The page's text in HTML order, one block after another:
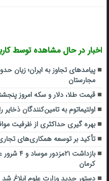
اخبار در حال مشاهده توسط
مجارستان
قیمت طلا، دلار و سکه امروز پنجشنبه ۱۵مرداد/ افزایش قیمت ها +
اولتیماتوم به تامین‌کنندگان ذخایر
بهره گیری حداکثری از ظرفیت
تأکید بر توسعه همکاری‌های
بازداشت
کرمان
دستور جدید وزارت علوم ابلاغ شد